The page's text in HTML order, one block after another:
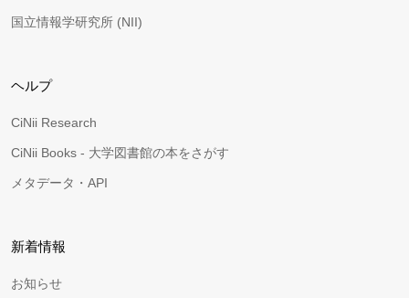
国立情報学研究所 (NII)
ヘルプ
CiNii Research
CiNii Books - 大学図書館の本をさがす
メタデータ・API
新着情報
お知らせ